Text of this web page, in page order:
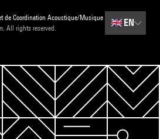
de Coordination Acoustique/Musique
All rights reserved.
🇬🇧 EN